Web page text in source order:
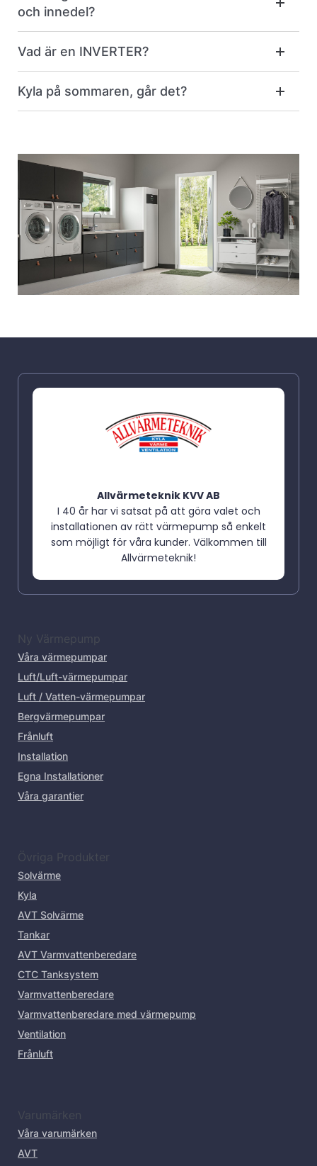
och innedel?
Vad är en INVERTER?
Kyla på sommaren, går det?
Allvärmeteknik KVV AB
I 40 år har vi satsat på att göra valet och
installationen av rätt värmepump så enkelt
som möjligt för våra kunder. Välkommen till
Allvärmeteknik!
Ny Värmepump
Våra värmepumpar
Luft/Luft-värmepumpar
Luft / Vatten-värmepumpar
Bergvärmepumpar
Frånluft
Installation
Egna Installationer
Våra garantier
Övriga Produkter
Solvärme
Kyla
AVT Solvärme
Tankar
AVT Varmvattenberedare
CTC Tanksystem
Varmvattenberedare
Varmvattenberedare med värmepump
Ventilation
Frånluft
Varumärken
Våra varumärken
AVT